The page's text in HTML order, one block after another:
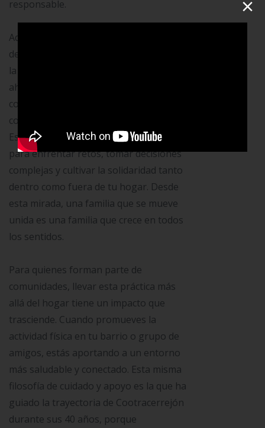
responsable.
Además, ejercitar juntos es una forma
de enseñanza cooperativa. Tal como en
la economía familiar aprenden juntos a
ahorrar, proteger y decidir con
conciencia, en el deporte construyen
confianza, respeto y responsabilidad.
Estos pilares forman una base sólida
para enfrentar retos, tomar decisiones
complejas y cultivar la solidaridad tanto
dentro como fuera de tu hogar. Desde
esta mirada, una familia que se mueve
unida es una familia que crece en todos
los sentidos.
Para quienes forman parte de
comunidades, llevar esta práctica más
allá del hogar tiene un impacto que
trasciende. Cuando promueves la
actividad física en tu barrio o grupo de
amigos, estás aportando a un entorno
más saludable y conectado. Esta misma
filosofía de cuidado y apoyo es la que ha
guiado la trayectoria de Cootracerrejón
durante sus 40 años, porque